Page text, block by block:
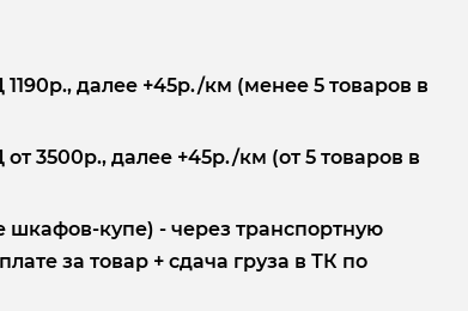
далее +45р./км (менее 5 товаров в
3500р., далее +45р./км (от 5 товаров в
шкафов-купе) - через транспортную
за товар + сдача груза в ТК по